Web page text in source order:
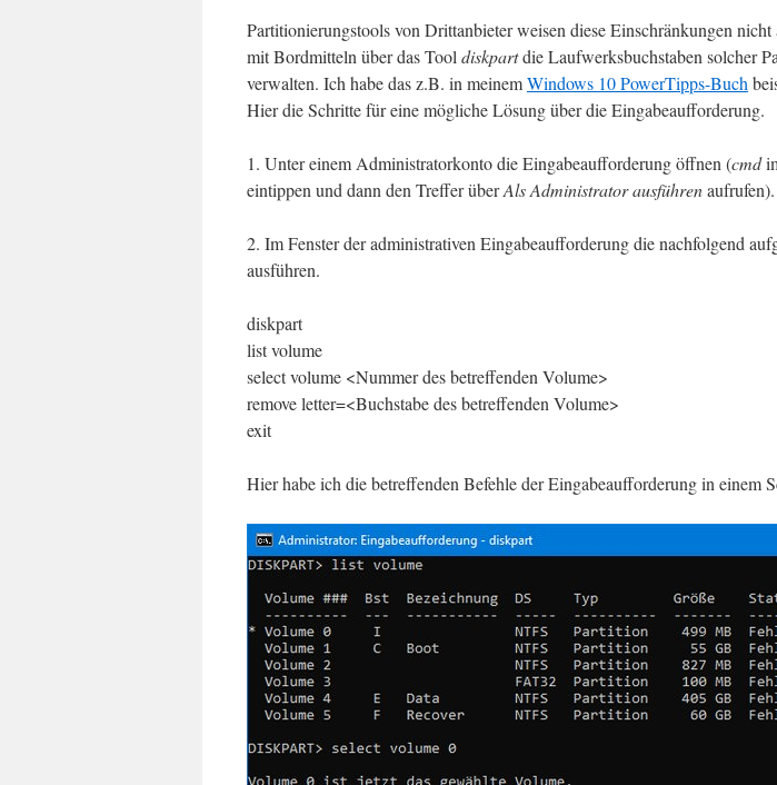
Partitionierungstools von Drittanbieter weisen diese Einschränkungen
mit Bordmitteln über das Tool diskpartdie Laufwerksbuchstaben solcher
verwalten. Ich habe das z.B. in meinemWindows 10 PowerTipps-Buch
Hier die Schritte für eine mögliche Lösung über die Eingabeaufforderung.
1. Unter einem Administratorkonto die Eingabeaufforderung öffnen (cmd
eintippen und dann den Treffer überAls Administrator ausführenaufrufen).
2. Im Fenster der administrativen Eingabeaufforderung die nachfolgend
ausführen.
diskpart
list volume
select volume <Nummer des betreffenden Volume>
remove letter=<Buchstabe des betreffenden Volume>
exit
Hier habe ich die betreffenden Befehle der Eingabeaufforderung in einem